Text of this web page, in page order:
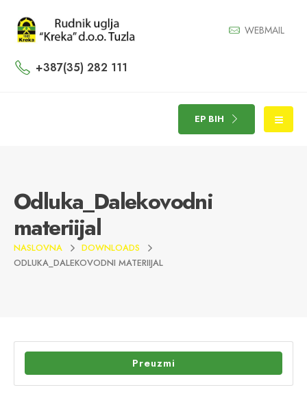
WEBMAIL
+387(35) 282 111
EP BIH
Odluka_Dalekovodni
materiijal
NASLOVNA
DOWNLOADS
ODLUKA_DALEKOVODNI MATERIIJAL
Preuzmi